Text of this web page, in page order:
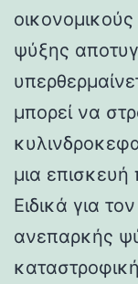
ψύξης
μπορεί να
μια επισκευή
Ειδικά για
ανεπαρκής